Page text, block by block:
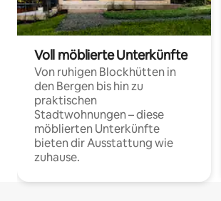
Voll möblierte Unterkünfte
Von ruhigen Blockhütten in
den Bergen bis hin zu
praktischen
Stadtwohnungen – diese
möblierten Unterkünfte
bieten dir Ausstattung wie
zuhause.